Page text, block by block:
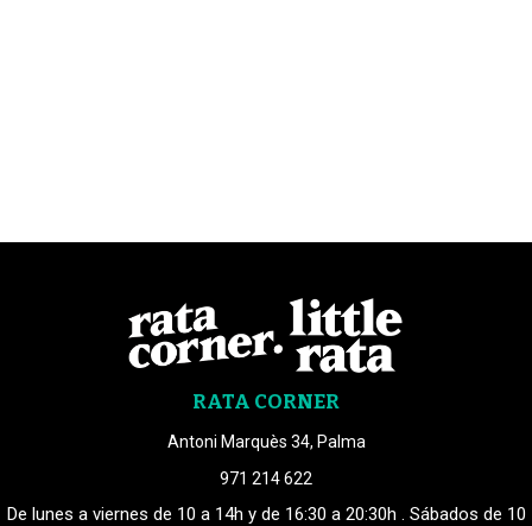
RATA CORNER
Antoni Marquès 34, Palma
971 214 622
De lunes a viernes de 10 a 14h y de 16:30 a 20:30h . Sábados de 10